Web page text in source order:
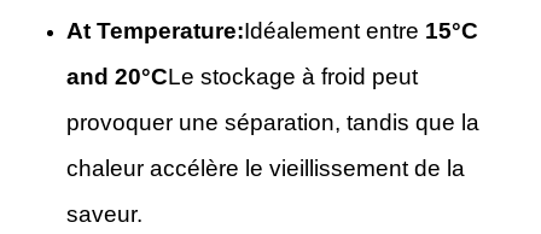
At Temperature:Idéalement entre 15°C
and 20°CLe stockage à froid peut
provoquer une séparation, tandis que la
chaleur accélère le vieillissement de la
saveur.